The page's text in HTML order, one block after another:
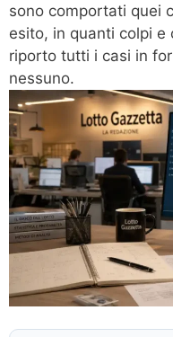
sono comportati quei
esito, in quanti colpi e
riporto tutti i casi in
nessuno.